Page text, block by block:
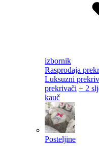
izbornik
Rasprodaja
Luksuzni
prekrivači + 2
kauč
Posteljine